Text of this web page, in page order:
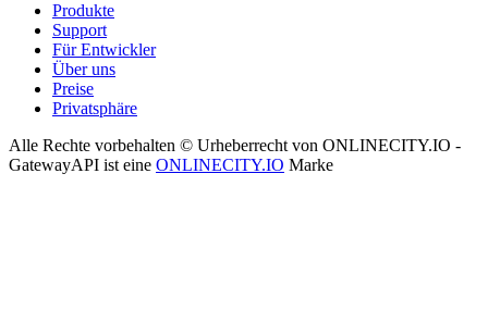
Produkte
Support
Für Entwickler
Über uns
Preise
Privatsphäre
Alle Rechte vorbehalten © Urheberrecht von ONLINECITY.IO -
GatewayAPI ist eine ONLINECITY.IO Marke